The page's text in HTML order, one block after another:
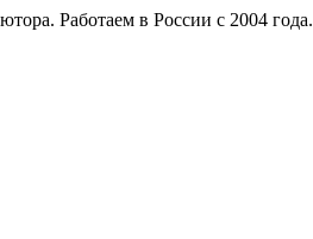
Работаем в России с 2004 года.